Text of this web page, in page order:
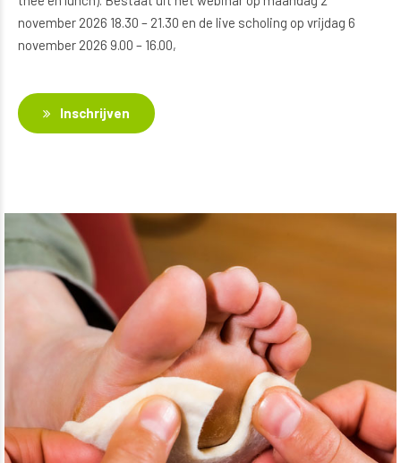
november 2026 18.30 – 21.30 en de live scholing op vrijdag 6
november 2026 9.00 – 16.00,
Inschrijven